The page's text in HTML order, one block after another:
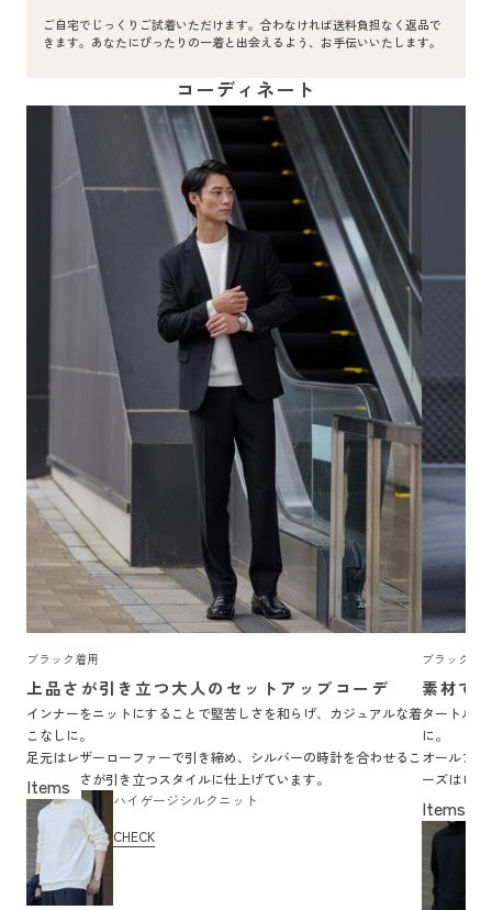
ご自宅でじっくりご試着いただけます。合わなければ送料負担なく返品で
きます。あなたにぴったりの一着と出会えるよう、お手伝いいたします。
コーディネート
ブラック着用
上品さが引き立つ大人のセットアップコーデ
インナーをニットにすることで堅苦しさを和らげ、カジュアルな着
こなしに。
足元はレザーローファーで引き締め、シルバーの時計を合わせるこ
とで上品さが引き立つスタイルに仕上げています。
ハイゲージシルクニット
CHECK
ブラック着
素材で
タートル
に。
オールブ
ーズはレ
す。